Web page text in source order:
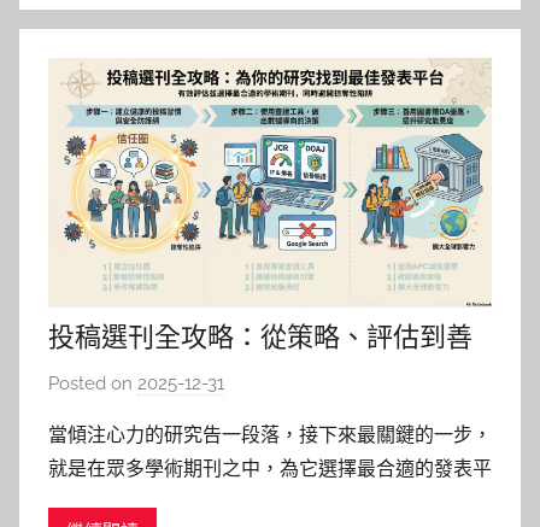
投稿選刊全攻略：從策略、評估到善
用圖書館資源，為你的研究找到最合
Posted on 2025-12-31
巴
詠
當傾注心力的研究告一段落，接下來最關鍵的一步，
就是在眾多學術期刊之中，為它選擇最合適的發表平